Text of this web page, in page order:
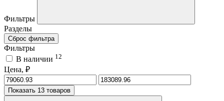
Фильтры
Разделы
Сброс фильтра
Фильтры
В наличии 12
Цена, ₽
Показать 13 товаров